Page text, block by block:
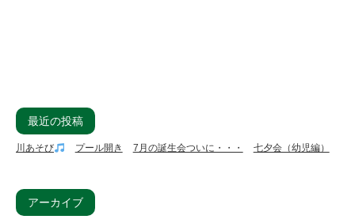
最近の投稿
川あそび プール開き 7月の誕生会ついに・・・ 七夕会（幼児編）
アーカイブ